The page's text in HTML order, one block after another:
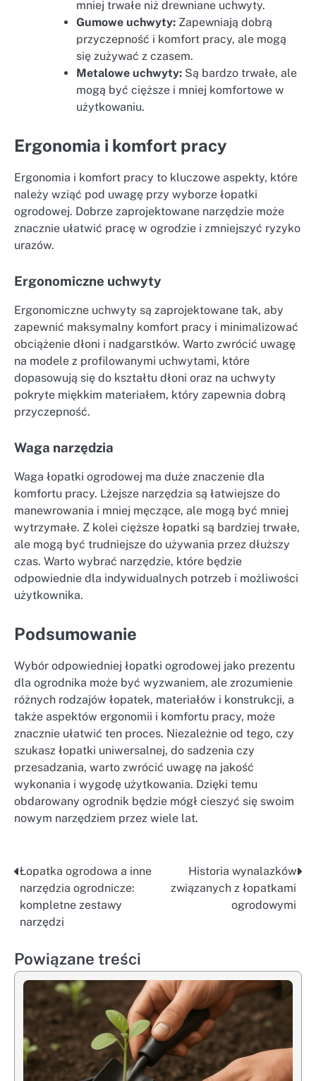
mniej trwałe niż drewniane uchwyty.
Gumowe uchwyty: Zapewniają dobrą
przyczepność i komfort pracy, ale mogą
się zużywać z czasem.
Metalowe uchwyty: Są bardzo trwałe, ale
mogą być cięższe i mniej komfortowe w
użytkowaniu.
Ergonomia i komfort pracy
Ergonomia i komfort pracy to kluczowe aspekty, które
należy wziąć pod uwagę przy wyborze łopatki
ogrodowej. Dobrze zaprojektowane narzędzie może
znacznie ułatwić pracę w ogrodzie i zmniejszyć ryzyko
urazów.
Ergonomiczne uchwyty
Ergonomiczne uchwyty są zaprojektowane tak, aby
zapewnić maksymalny komfort pracy i minimalizować
obciążenie dłoni i nadgarstków. Warto zwrócić uwagę
na modele z profilowanymi uchwytami, które
dopasowują się do kształtu dłoni oraz na uchwyty
pokryte miękkim materiałem, który zapewnia dobrą
przyczepność.
Waga narzędzia
Waga łopatki ogrodowej ma duże znaczenie dla
komfortu pracy. Lżejsze narzędzia są łatwiejsze do
manewrowania i mniej męczące, ale mogą być mniej
wytrzymałe. Z kolei cięższe łopatki są bardziej trwałe,
ale mogą być trudniejsze do używania przez dłuższy
czas. Warto wybrać narzędzie, które będzie
odpowiednie dla indywidualnych potrzeb i możliwości
użytkownika.
Podsumowanie
Wybór odpowiedniej łopatki ogrodowej jako prezentu
dla ogrodnika może być wyzwaniem, ale zrozumienie
różnych rodzajów łopatek, materiałów i konstrukcji, a
także aspektów ergonomii i komfortu pracy, może
znacznie ułatwić ten proces. Niezależnie od tego, czy
szukasz łopatki uniwersalnej, do sadzenia czy
przesadzania, warto zwrócić uwagę na jakość
wykonania i wygodę użytkowania. Dzięki temu
obdarowany ogrodnik będzie mógł cieszyć się swoim
nowym narzędziem przez wiele lat.
Nawigacja
wpisu
Łopatka ogrodowa a inne
narzędzia ogrodnicze:
kompletne zestawy
narzędzi
Historia wynalazków
związanych z łopatkami
ogrodowymi
Powiązane treści